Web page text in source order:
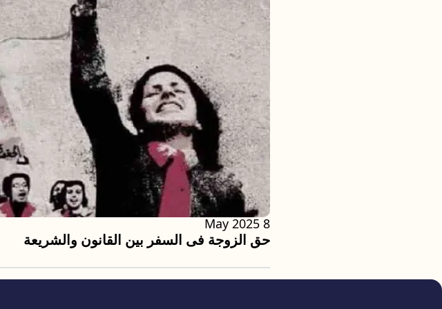
حق الزوجة فى السفر بين القانون والشريعة
8 May 2025